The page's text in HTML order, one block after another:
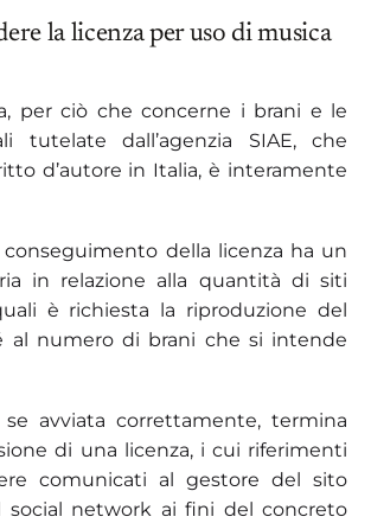
la licenza per uso di musica
per ciò che concerne i brani e le
tutelate dall’agenzia SIAE, che
d’autore in Italia, è interamente
della licenza ha un
in relazione alla quantità di siti
è richiesta la riproduzione del
al numero di brani che si intende
se avviata correttamente, termina
di una licenza, i cui riferimenti
comunicati al gestore del sito
network ai fini del concreto